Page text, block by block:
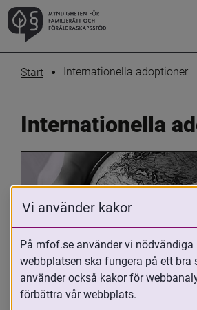
Start Internationella adoptioner
Internationella
Oavsett om du är
adoptivförälder eller
Vi använder kakor
På mfof.se använder vi
webbplatsen ska fungera på ett bra
använder också kakor för
förbättra vår webbplats.